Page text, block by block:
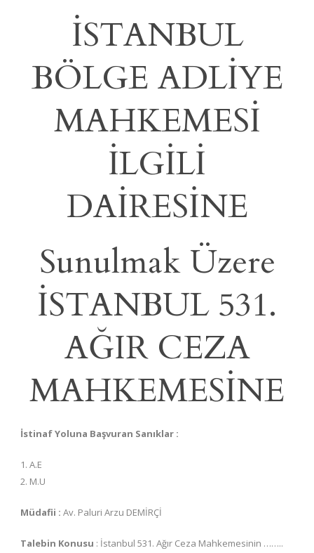
İSTANBUL
BÖLGE ADLİYE
MAHKEMESİ
İLGİLİ
DAİRESİNE
Sunulmak Üzere
İSTANBUL 531.
AĞIR CEZA
MAHKEMESİNE
İstinaf Yoluna Başvuran Sanıklar :
1. A.E
2. M.U
Müdafii : Av. Paluri Arzu DEMİRÇİ
Talebin Konusu : İstanbul 531. Ağır Ceza Mahkemesinin ……..